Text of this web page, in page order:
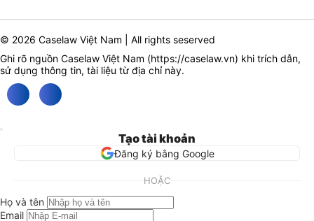
© 2026 Caselaw Việt Nam | All rights seserved
Ghi rõ nguồn Caselaw Việt Nam (https://caselaw.vn) khi trích dẫn,
sử dụng thông tin, tài liệu từ địa chỉ này.
Tạo tài khoản
Đăng ký bằng Google
HOẶC
Họ và tên
Email